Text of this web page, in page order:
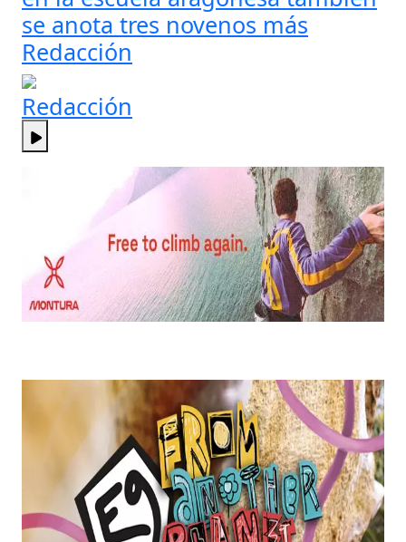
se anota tres novenos más
Redacción
Redacción